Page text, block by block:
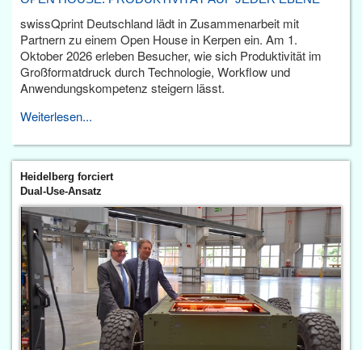
swissQprint Deutschland lädt in Zusammenarbeit mit
Partnern zu einem Open House in Kerpen ein. Am 1.
Oktober 2026 erleben Besucher, wie sich Produktivität im
Großformatdruck durch Technologie, Workflow und
Anwendungskompetenz steigern lässt.
Weiterlesen...
Heidelberg forciert
Dual-Use-Ansatz